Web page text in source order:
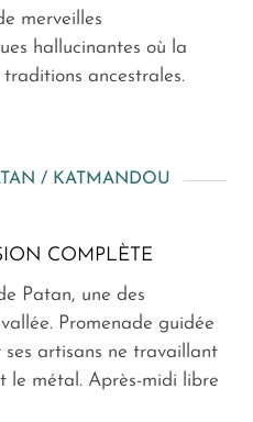
merveilles
hallucinantes où la
ancestrales.
/ KATMANDOU
COMPLÈTE
Patan, une des
Promenade guidée
artisans ne travaillant
le métal. Après-midi libre